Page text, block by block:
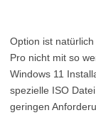
Option ist
Pro nicht mit so
Windows 11
spezielle ISO
geringen